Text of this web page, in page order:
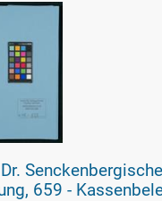
Senckenbergische
Stiftung, 659 -